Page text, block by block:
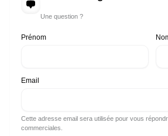
Une question ?
Prénom
Email
Cette adresse email sera utilisée pour vous
commerciales.